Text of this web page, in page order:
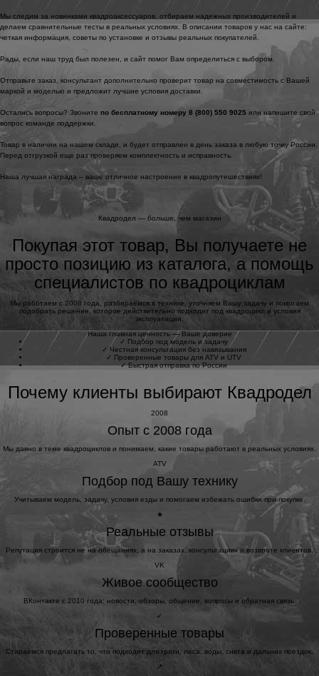
Мы следим за новинками квадроаксессуаров, отбираем надежных производителей и
делаем сравнительные тесты в реальных условиях. В описании товаров у нас на сайте:
четкая информация, советы по установке и отзывы реальных покупателей.
Рады, если наш труд был полезен, и сайт помог Вам определиться с выбором.
Отправьте заказ, консультант дополнительно проверит товар на совместимость с Вашей
маркой и моделью и предложит лучшие условия доставки.
Остались вопросы? Звоните по бесплатному номеру 8 (800) 550 9025 или напишите свой
вопрос команде поддержки.
Товар в наличии на нашем складе, и будет отправлен в день заказа в любую точку России.
Перед отгрузкой еще раз проверяем комплектность и исправность.
Наша лучшая награда – ваше отличное настроение в квадропутешествиях!
Квадродел — больше, чем магазин
Покупая этот товар, Вы получаете не
просто позицию из каталога, а помощь
специалистов по квадроциклам
Мы работаем с 2008 года, разбираемся в технике, уточняем Вашу задачу и помогаем
подобрать решение, которое действительно подходит под квадроцикл и условия
эксплуатации.
Наша главная ценность — Ваше доверие
✓
Подбор под модель и задачу
✓ Честная консультация без навязывания
✓
Проверенные товары для ATV и UTV
✓Быстрая отправка по России
Почему клиенты выбирают Квадродел
2008
Опыт с 2008 года
Мы давно в теме квадроциклов и понимаем, какие товары работают в реальных условиях.
ATV
Подбор под Вашу технику
Учитываем модель, задачу, условия езды и помогаем избежать ошибки при покупке.
★
Реальные отзывы
Репутация строится не на обещаниях, а на заказах, консультациях и возврате клиентов.
VK
Живое сообщество
ВКонтакте с 2010 года: новости, обзоры, общение, вопросы и обратная связь.
✓
Проверенные товары
Стараемся предлагать то, что подходит для грязи, леса, воды, снега и дальних поездок.
↗